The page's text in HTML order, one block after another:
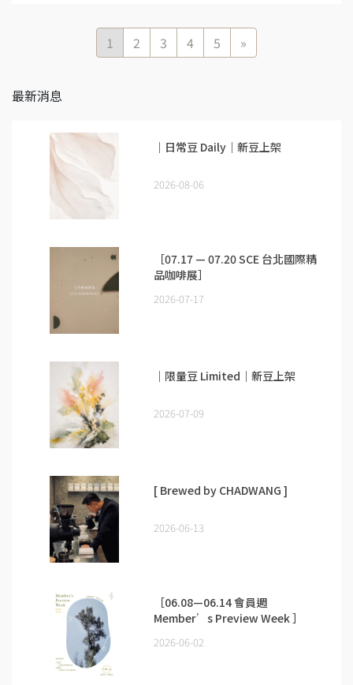
1 2 3 4 5 »
最新消息
｜日常豆 Daily｜新豆上架
2026-08-06
［07.17 — 07.20 SCE 台北國際精
品咖啡展］
2026-07-17
｜限量豆 Limited｜新豆上架
2026-07-09
[ Brewed by CHADWANG ]
2026-06-13
［06.08—06.14 會員週
Member’s Preview Week ］
2026-06-02